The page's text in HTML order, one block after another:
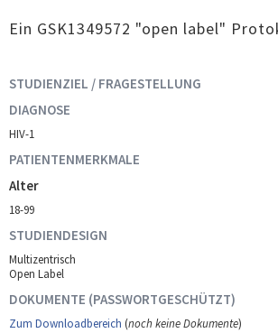
Ein GSK1349572 "open label"
STUDIENZIEL / FRAGESTELLUNG
DIAGNOSE
HIV-1
PATIENTENMERKMALE
Alter
18-99
STUDIENDESIGN
Multizentrisch
Open Label
DOKUMENTE (PASSWORTGESCHÜTZT)
Zum Downloadbereich (noch keine Dokumente)